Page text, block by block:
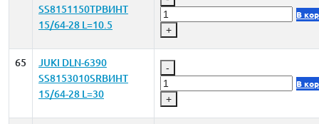
SS8151150TPВИНТ
15/64-28 L=10.5
+
В
65
JUKI DLN-6390
SS8153010SRВИНТ
15/64-28 L=30
-
+
В